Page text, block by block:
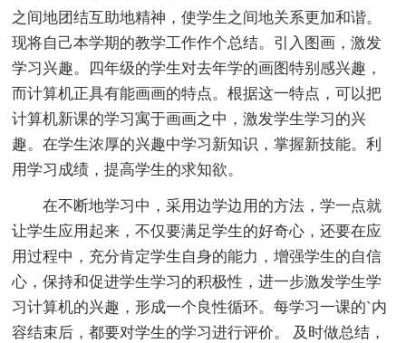
之间地团结互助地精神，使学生之间地关系更加和谐。
现将自己本学期的教学工作作个总结。引入图画，激发
学习兴趣。四年级的学生对去年学的画图特别感兴趣，
而计算机正具有能画画的特点。根据这一特点，可以把
计算机新课的学习寓于画画之中，激发学生学习的兴
趣。在学生浓厚的兴趣中学习新知识，掌握新技能。利
用学习成绩，提高学生的求知欲。
在不断地学习中，采用边学边用的方法，学一点就
让学生应用起来，不仅要满足学生的好奇心，还要在应
用过程中，充分肯定学生自身的能力，增强学生的自信
心，保持和促进学生学习的积极性，进一步激发学生学
习计算机的兴趣，形成一个良性循环。每学习一课的`内
容结束后，都要对学生的学习进行评价。 及时做总结，